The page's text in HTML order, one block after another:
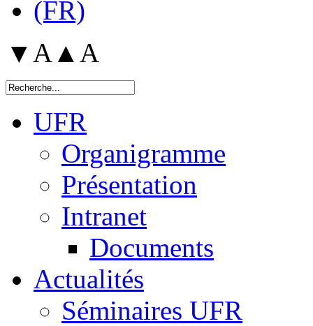
▼A ▲A
UFR
Organigramme
Présentation
Intranet
Documents
Actualités
Séminaires UFR